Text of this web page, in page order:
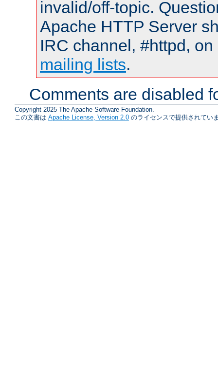
invalid/off-topic.
Apache HTTP Server
IRC channel, #httpd,
mailing lists.
Comments are disabled
Copyright 2025 The Apache Software Foundation.
この文書は Apache License, Version 2.0 のライセンスで提供されてい